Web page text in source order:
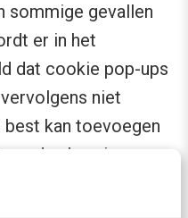
sommige gevallen
er in het
dat cookie pop-ups
niet
kan toevoegen
begrippen